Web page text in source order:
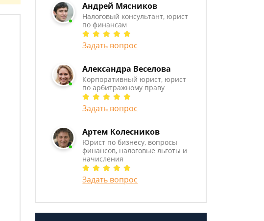
Андрей Мясников
Налоговый консультант, юрист
по финансам
Задать вопрос
Александра Веселова
Корпоративный юрист, юрист
по арбитражному праву
Задать вопрос
Артем Колесников
Юрист по бизнесу, вопросы
финансов, налоговые льготы и
начисления
Задать вопрос